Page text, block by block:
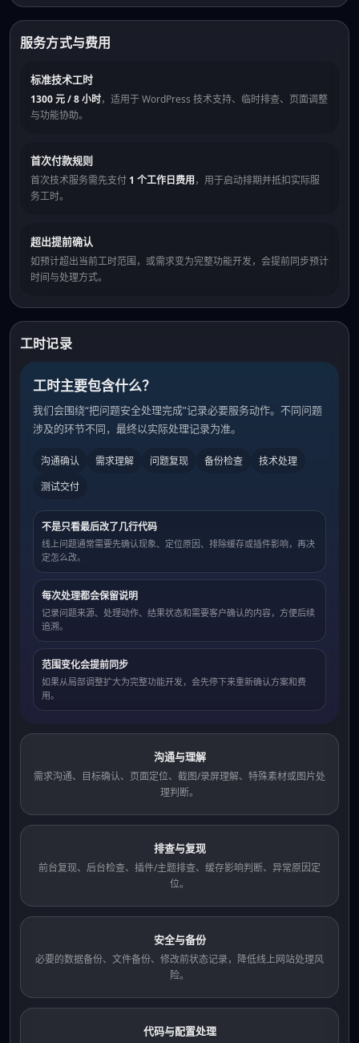
服务方式与费用
标准技术工时
1300 元 / 8 小时，适用于 WordPress 技术支持、临时排查、页面调整
与功能协助。
首次付款规则
首次技术服务需先支付 1 个工作日费用，用于启动排期并抵扣实际服
务工时。
超出提前确认
如预计超出当前工时范围，或需求变为完整功能开发，会提前同步预计
时间与处理方式。
工时记录
工时主要包含什么？
我们会围绕“把问题安全处理完成”记录必要服务动作。不同问题
涉及的环节不同，最终以实际处理记录为准。
沟通确认 需求理解 问题复现 备份检查
技术处理
测试交付
不是只看最后改了几行代码
线上问题通常需要先确认现象、定位原因、排除缓存或插件影响，再决
定怎么改。
每次处理都会保留说明
记录问题来源、处理动作、结果状态和需要客户确认的内容，方便后续
追溯。
范围变化会提前同步
如果从局部调整扩大为完整功能开发，会先停下来重新确认方案和费
用。
沟通与理解
需求沟通、目标确认、页面定位、截图/录屏理解、特殊素材或图片处
理判断。
排查与复现
前台复现、后台检查、插件/主题排查、缓存影响判断、异常原因定
位。
安全与备份
必要的数据备份、文件备份、修改前状态记录，降低线上网站处理风
险。
代码与配置处理